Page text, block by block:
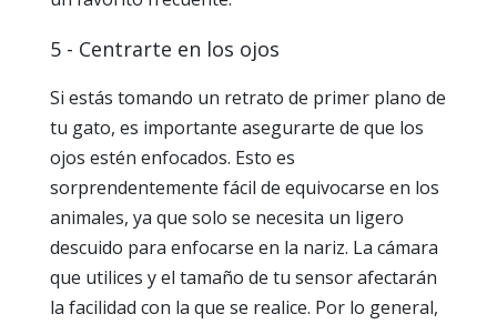
5 - Centrarte en los ojos
Si estás tomando un retrato de primer plano de
tu gato, es importante asegurarte de que los
ojos estén enfocados. Esto es
sorprendentemente fácil de equivocarse en los
animales, ya que solo se necesita un ligero
descuido para enfocarse en la nariz. La cámara
que utilices y el tamaño de tu sensor afectarán
la facilidad con la que se realice. Por lo general,